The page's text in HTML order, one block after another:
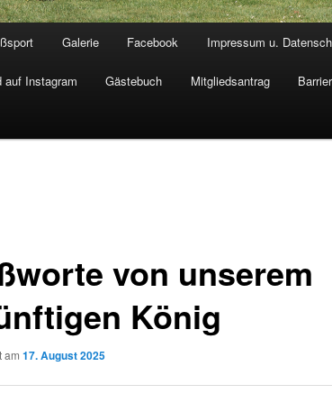
Galerie Facebook Impressum u.
auf Instagram Gästebuch Mitgliedsantrag
von unserem
König
am 17. August 2025